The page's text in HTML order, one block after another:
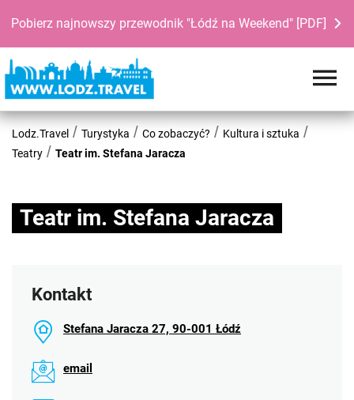
Pobierz najnowszy przewodnik "Łódź na Weekend" [PDF]
Lodz.Travel Turystyka Co zobaczyć?
Kultura i sztuka
Teatry
Teatr im. Stefana Jaracza
Teatr im. Stefana Jaracza
Kontakt
Stefana Jaracza 27, 90-001 Łódź
email